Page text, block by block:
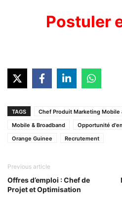
Postuler
TAGS
Chef Produit Marketing Mobile
Mobile & Broadband
Opportunité
Orange Guinee
Recrutement
Previous article
Offres d’emploi : Chef de
Projet et Optimisation